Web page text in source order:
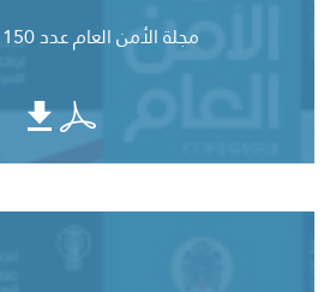
مجلة الأمن العام عدد 150 آذار 2026